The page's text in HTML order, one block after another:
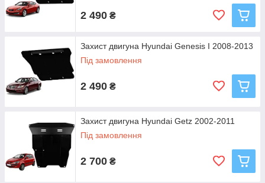
2 490 ₴
Захист двигуна Hyundai Genesis I 2008-2013
Під замовлення
2 490 ₴
Захист двигуна Hyundai Getz 2002-2011
Під замовлення
2 700 ₴